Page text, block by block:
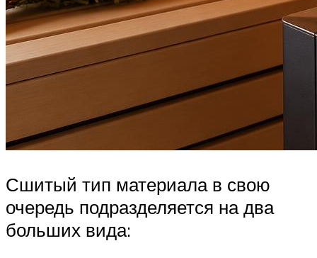
Сшитый тип материала в свою
очередь подразделяется на два
больших вида: